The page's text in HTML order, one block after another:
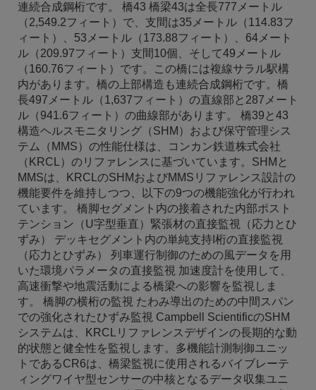
連続合成鋼桁です。 橋43 橋梁43は全長777メートル
（2,549.2フィート）で、支間は35メートル（114.83フ
ィート）、53メートル（173.88フィート）、64メート
ル（209.97フィート）支間10個、そして49メートル
（160.76フィート）です。この橋には複線サラル駅構
内があります。橋の上部構造も連続合成鋼桁です。橋
長497メートル（1,637フィート）の直線部と287メート
ル（941.6フィート）の曲線部があります。 橋39と43
構造ヘルスモニタリング（SHM）および保守管理シス
テム（MMS）の性能仕様は、コンカン鉄道株式会社
（KRCL）のリファレンスに基づいています。SHMと
MMSは、KRCLのSHMおよびMMSリファレンス設計の
機能要件を維持しつつ、以下の9つの機能強化が行われ
ています。 橋脚セグメント内の接着された内部ポスト
テンション（U字型垂直）緊張材の直接監視（応力とひ
ずみ） デッキセグメント内の単純支持I桁の直接監視
（応力とひずみ） 列車運行制御のための風データを用
いた環境パラメータの直接監視 加速度計を使用して、
高速衝撃や地震活動による橋梁への影響を監視しま
す。 橋脚の横桁の監視 たわみ導出のための中間スパン
での強化されたひずみ監視 Campbell ScientificのSHM
システムは、KRCLリファレンスデザインの長期的な動
的状態と健全性を監視します。多機能計測制御ユニッ
トであるCR6は、橋梁監視に使用されるバイブレーテ
ィングワイヤ型センサーの中核となるデータ収集ユニ